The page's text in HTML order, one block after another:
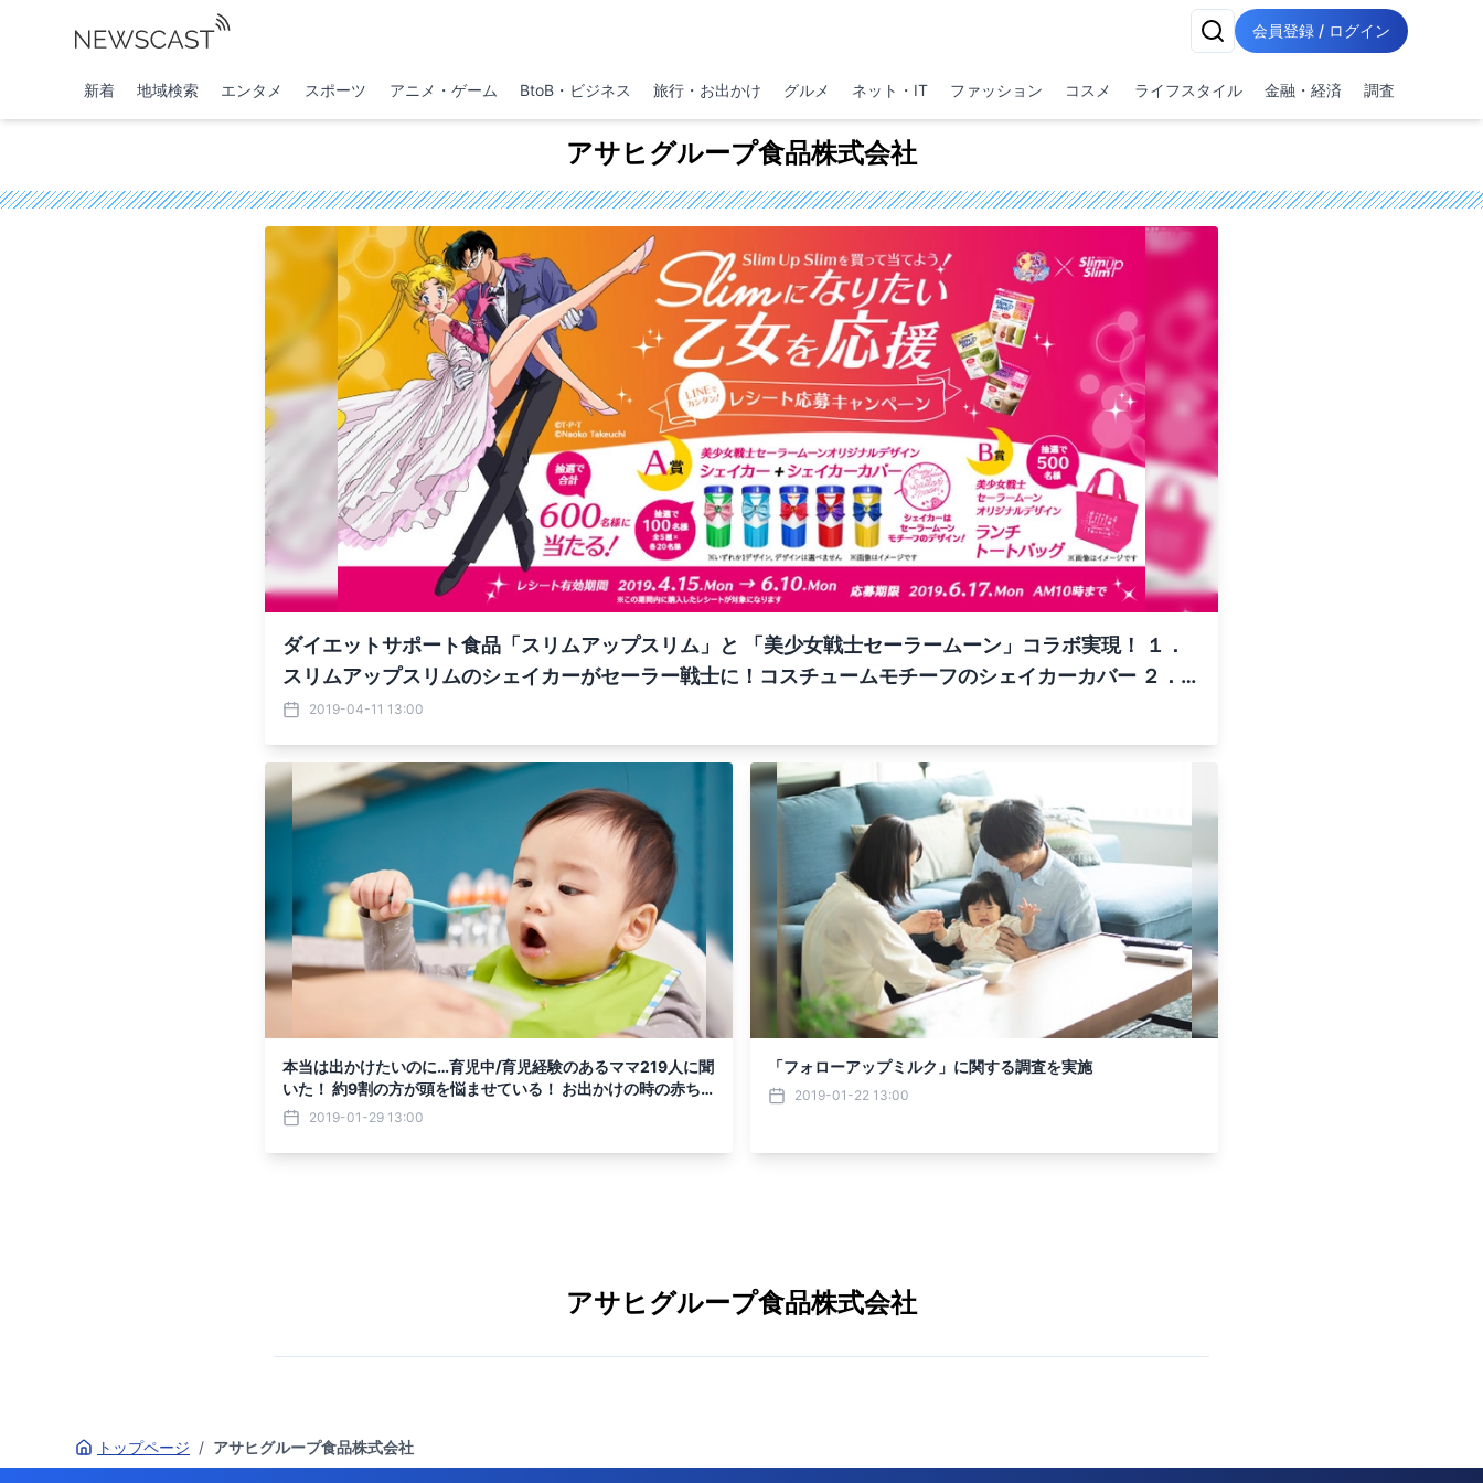
会員登録 / ログイン
新着 地域検索 エンタメ スポーツ アニメ・ゲーム BtoB・ビジネス 旅行・お出かけ グルメ ネット・IT ファッション コスメ ライフスタイル 金融・経済 調査
アサヒグループ食品株式会社
ダイエットサポート食品「スリムアップスリム」と 「美少女戦士セーラームーン」コラボ実現！ １．
スリムアップスリムのシェイカーがセーラー戦士に！コスチュームモチーフのシェイカーカバー ２．タ
キシード仮面といえば！劇中でも印象的な“あの”バラが！ ３．これさえあれば美少女戦士に！コズミッ
2019-04-11 13:00
本当は出かけたいのに…育児中/育児経験のあるママ219人に聞
いた！ 約9割の方が頭を悩ませている！ お出かけの時の赤ち
ゃんお食事事情、徹底調査
2019-01-29 13:00
「フォローアップミルク」に関する調査を実施
2019-01-22 13:00
アサヒグループ食品株式会社
トップページ / アサヒグループ食品株式会社